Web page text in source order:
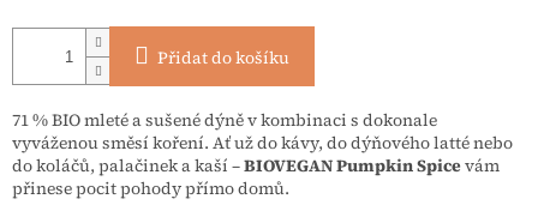
Přidat do košíku
71 % BIO mleté a sušené dýně v kombinaci s dokonale
vyváženou směsí koření. Ať už do kávy, do dýňového latté nebo
do koláčů, palačinek a kaší –BIOVEGAN Pumpkin Spicevám
přinese pocit pohody přímo domů.